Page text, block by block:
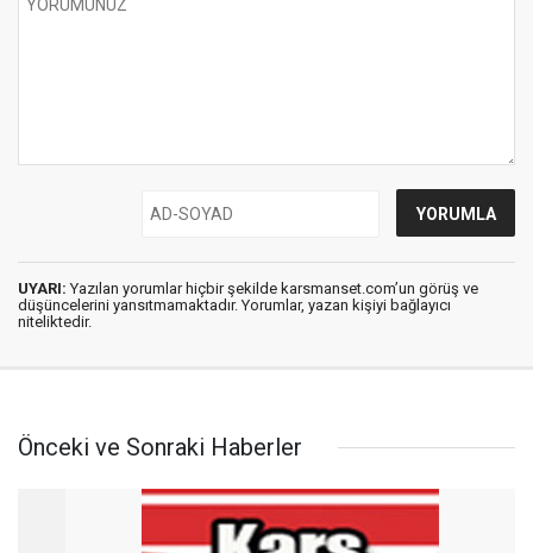
UYARI: Yazılan yorumlar hiçbir şekilde karsmanset.com’un görüş ve
düşüncelerini yansıtmamaktadır. Yorumlar, yazan kişiyi bağlayıcı
niteliktedir.
Önceki ve Sonraki Haberler